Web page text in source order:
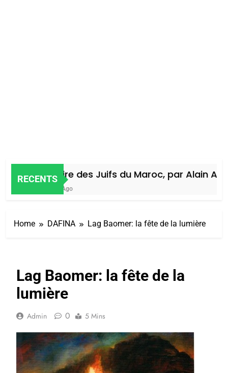
RECENTS
Histoire des Juifs du Maroc, par Alain Amiel
4 Jours Ago
Home DAFINA Lag Baomer: la fête de la lumière
Lag Baomer: la fête de la
lumière
Admin 0 5 Mins